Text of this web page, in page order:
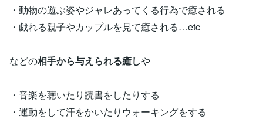
・動物の遊ぶ姿やジャレあってくる行為で癒される
・戯れる親子やカップルを見て癒される…etc
などの相手から与えられる癒しや
・音楽を聴いたり読書をしたりする
・運動をして汗をかいたりウォーキングをする